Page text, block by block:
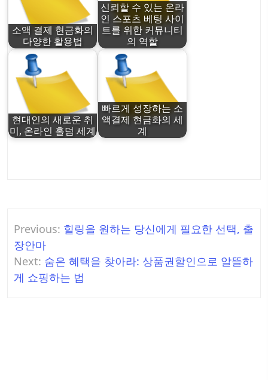
소액 결제 현금화의
다양한 활용법
신뢰할 수 있는 온라
인 스포츠 베팅 사이
트를 위한 커뮤니티
의 역할
현대인의 새로운 취
미, 온라인 홀덤 세계
빠르게 성장하는 소
액결제 현금화의 세
계
Post
navigation
Previous: 힐링을 원하는 당신에게 필요한 선택, 출
장안마
Next: 숨은 혜택을 찾아라: 상품권할인으로 알뜰하
게 쇼핑하는 법